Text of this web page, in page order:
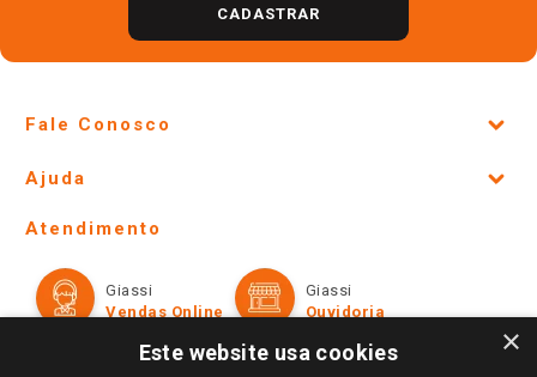
CADASTRAR
Fale Conosco
Lojas Físicas e Horários
Ofertas
Televendas
Ajuda
Formas de Pagamento
Políticas de entrega
Trocas e Devoluções
Atendimento
Giassi
Vendas Online
Giassi
Ouvidoria
×
Este website usa cookies